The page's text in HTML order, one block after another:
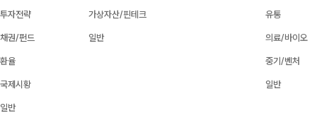
투자전략
채권/펀드
환율
국제시황
일반
가상자산/핀테크
일반
유통
의료/바이오
중기/벤처
일반